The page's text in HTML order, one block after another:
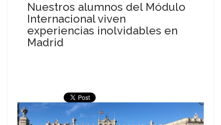
Nuestros alumnos del Módulo
Internacional viven
experiencias inolvidables en
Madrid